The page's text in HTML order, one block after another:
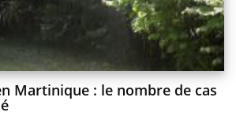
Martinique : le nombre de cas